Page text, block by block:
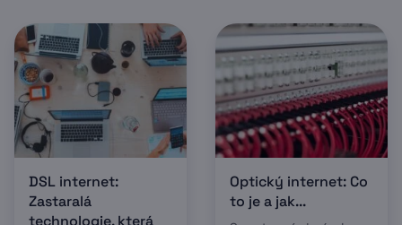
DSL internet:
Zastaralá
technologie, která
Optický internet: Co
to je a jak...